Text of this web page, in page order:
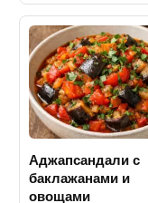
Аджапсандали с
баклажанами и
овощами